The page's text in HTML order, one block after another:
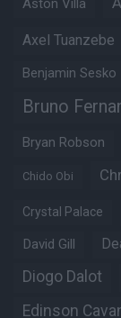
Aston Villa
Axel Tuanzebe
Benjamin Sesko
Bruno
Bryan Robson
Chido Obi
Crystal Palace
David Gill
Diogo Dalot
Edinson